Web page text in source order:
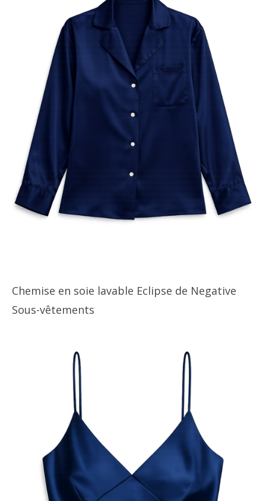
Chemise en soie lavable Eclipse de Negative
Sous-vêtements